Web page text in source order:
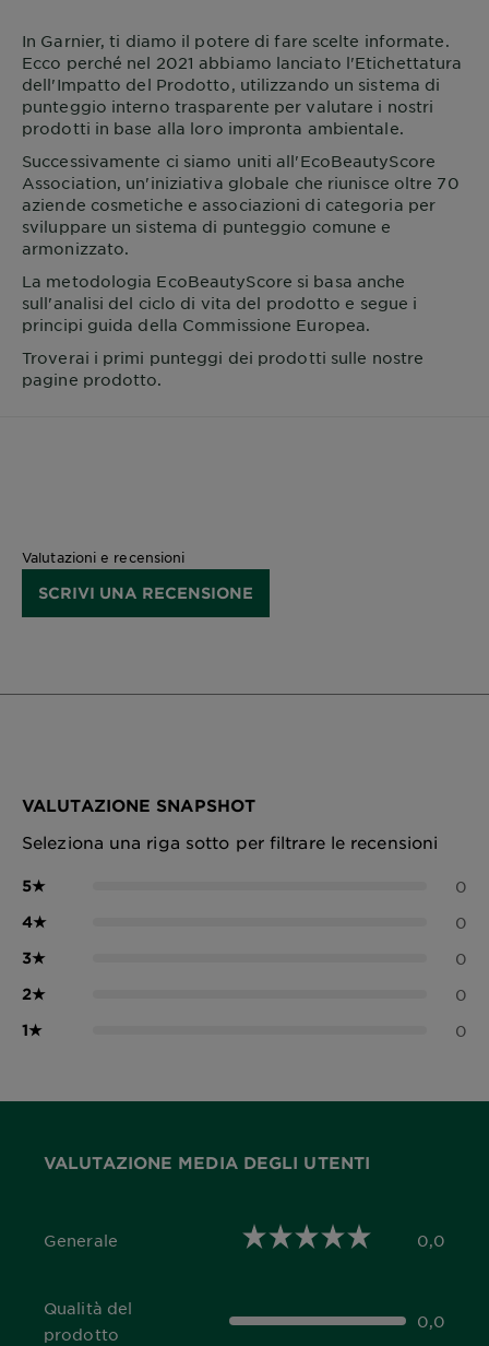
In Garnier, ti diamo il potere di fare scelte informate.
Ecco perché nel 2021 abbiamo lanciato l'Etichettatura
dell'Impatto del Prodotto, utilizzando un sistema di
punteggio interno trasparente per valutare i nostri
prodotti in base alla loro impronta ambientale.
Successivamente ci siamo uniti all'EcoBeautyScore
Association, un'iniziativa globale che riunisce oltre 70
aziende cosmetiche e associazioni di categoria per
sviluppare un sistema di punteggio comune e
armonizzato.
La metodologia EcoBeautyScore si basa anche
sull'analisi del ciclo di vita del prodotto e segue i
principi guida della Commissione Europea.
Troverai i primi punteggi dei prodotti sulle nostre
pagine prodotto.
Valutazioni e recensioni
SCRIVI UNA RECENSIONE
VALUTAZIONE SNAPSHOT
Seleziona una riga sotto per filtrare le recensioni
5★ 0
4★ 0
3★ 0
2★ 0
1★ 0
VALUTAZIONE MEDIA DEGLI UTENTI
Generale
0,0 out of 5 stars 0,0
Qualità del
prodotto
0,0 out of 5 stars 0,0